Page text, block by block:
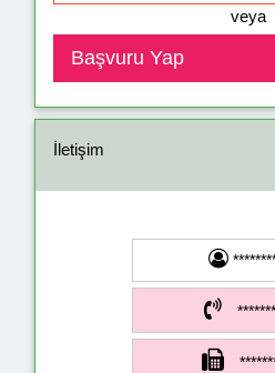
veya
İletişim